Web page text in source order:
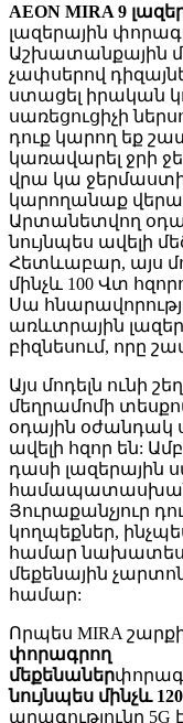
AEON MIRA 9
լազերային
Աշխատանքային
չափսերով
ստացել իրական
սառեցուցիչի
դուք կարող եք
կառավարել ջրի
վրա կա
կարողանաք
Արտանետվող
նույնպես ավելի
Հետևաբար, այս
մինչև 100 Վտ
Սա
առևտրային
բիզնեսում, որը
Այս մոդելն ունի
մեղրամոմի
օդային օժանդակ
ավելի հզոր են:
դասի լազերային
համապատասխան:
Յուրաքանչյուր
կողպեքներ,
համար
մեքենային
համար:
Որպես MIRA
փորագրող
մեքենաներ
նույնպես մինչև
արագությունը 5G